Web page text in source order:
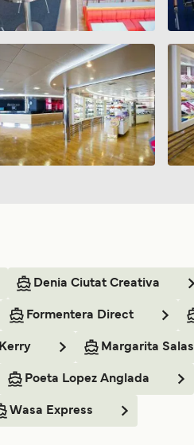
Denia Ciutat Creativa
Formentera Direct
Kerry Margarita Salas
Poeta Lopez Anglada
Wasa Express